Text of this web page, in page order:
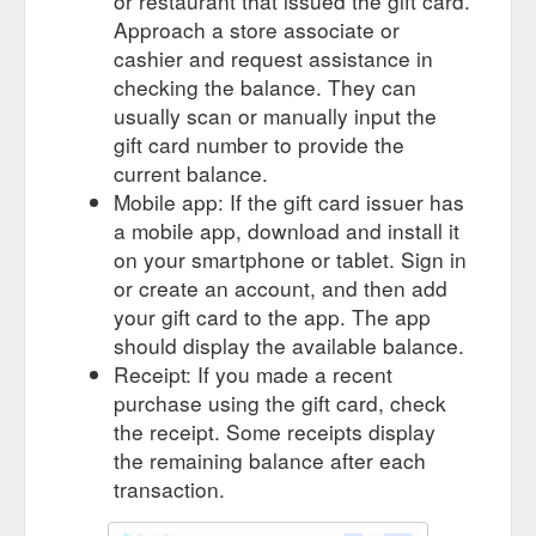
activité Play · Paramètres · Aide · Guide à l'usage des
https://play.google.com/store/apps/dev?
id=8567646723268777320&hl=fr&gl=US
Google Play – Google
Les Cartes cadeaux sont émises par
Google Arizona LLC ("GAZ"), quelle que soit l’identité de
l’émetteur figurant sur la Carte cadeau au moment où
l’utilisateur l’obtient. Pour utiliser une Carte cadeau, vous
devez avoir accès à l’Internet et, sous réserve d''éligibilité,
vous devez être en possession d''un compte Google ...
https://play.google.com/intl/fr_ch/about/card-terms.html
Everywish - Apps on Google Play
Vous avez reçu une Carte
cadeaux multi-enseigne Everywish ? L'application Everywish
vous permet de gérer vos cartes cadeaux en toute simplicité
et de les ...https://play.google.com/store/apps/details?
id=com.carrefour.everywish&hl=en_US&gl=US
AppNana - Cartes cadeaux – Applications sur Google Play
Essayez des applications gratuites et échangez gratuitement
des cartes cadeaux ! Plus de 5 millions de $ gagnés en jeux et
Approach a store associate or
cashier and request assistance in
checking the balance. They can
usually scan or manually input the
gift card number to provide the
current balance.
Mobile app: If the gift card issuer has
a mobile app, download and install it
on your smartphone or tablet. Sign in
or create an account, and then add
your gift card to the app. The app
should display the available balance.
Receipt: If you made a recent
purchase using the gift card, check
the receipt. Some receipts display
the remaining balance after each
transaction.